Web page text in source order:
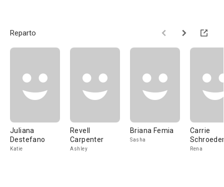
Reparto
Juliana
Destefano
Katie
Revell
Carpenter
Ashley
Briana Femia
Sasha
Carrie
Rena